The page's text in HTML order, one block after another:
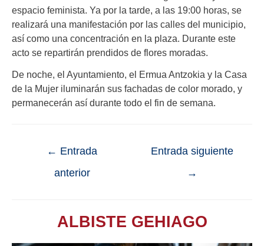
espacio feminista. Ya por la tarde, a las 19:00 horas, se
realizará una manifestación por las calles del municipio,
así como una concentración en la plaza. Durante este
acto se repartirán prendidos de flores moradas.
De noche, el Ayuntamiento, el Ermua Antzokia y la Casa
de la Mujer iluminarán sus fachadas de color morado, y
permanecerán así durante todo el fin de semana.
← Entrada
anterior
Entrada siguiente
→
ALBISTE GEHIAGO